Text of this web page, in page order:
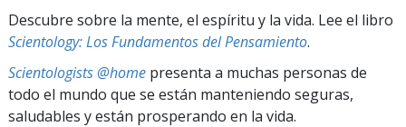
Descubre sobre la mente, el espíritu y la vida. Lee el libro
Scientology: Los Fundamentos del Pensamiento.
Scientologists @home presenta a muchas personas de
todo el mundo que se están manteniendo seguras,
saludables y están prosperando en la vida.